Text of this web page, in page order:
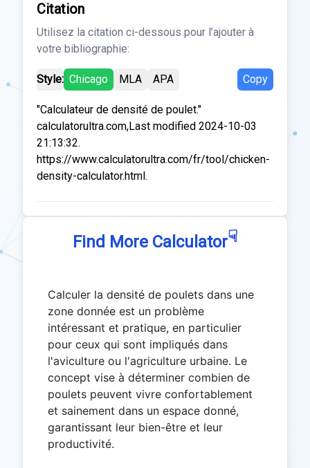
Citation
Utilisez la citation ci-dessous pour l’ajouter à
votre bibliographie:
Style: Chicago MLA APA Copy
"Calculateur de densité de poulet."
calculatorultra.com,Last modified 2024-10-03
21:13:32.
https://www.calculatorultra.com/fr/tool/chicken-
density-calculator.html.
Find More Calculator☟
Calculer la densité de poulets dans une
zone donnée est un problème
intéressant et pratique, en particulier
pour ceux qui sont impliqués dans
l'aviculture ou l'agriculture urbaine. Le
concept vise à déterminer combien de
poulets peuvent vivre confortablement
et sainement dans un espace donné,
garantissant leur bien-être et leur
productivité.